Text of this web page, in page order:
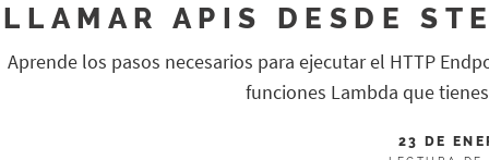
LLAMAR APIS DESDE
Aprende los pasos necesarios para ejecutar el HTTP
funciones Lambda que
23 DE